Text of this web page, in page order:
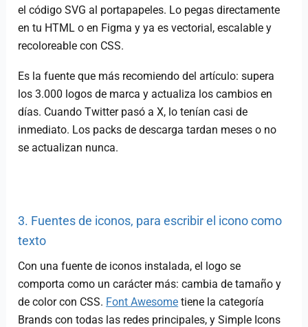
el código SVG al portapapeles. Lo pegas directamente
en tu HTML o en Figma y ya es vectorial, escalable y
recoloreable con CSS.
Es la fuente que más recomiendo del artículo: supera
los 3.000 logos de marca y actualiza los cambios en
días. Cuando Twitter pasó a X, lo tenían casi de
inmediato. Los packs de descarga tardan meses o no
se actualizan nunca.
3. Fuentes de iconos, para escribir el icono como
texto
Con una fuente de iconos instalada, el logo se
comporta como un carácter más: cambia de tamaño y
de color con CSS. Font Awesome tiene la categoría
Brands con todas las redes principales, y Simple Icons